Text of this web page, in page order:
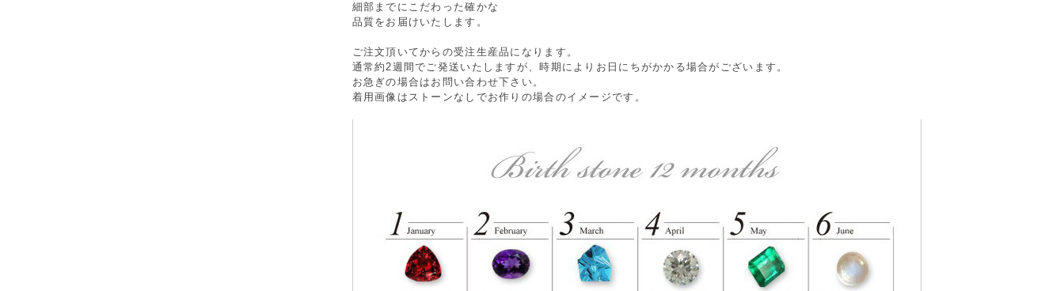
細部までにこだわった確かな
品質をお届けいたします。
ご注文頂いてからの受注生産品になります。
通常約2週間でご発送いたしますが、時期によりお日にちがかかる場合がございます。
お急ぎの場合はお問い合わせ下さい。
着用画像はストーンなしでお作りの場合のイメージです。